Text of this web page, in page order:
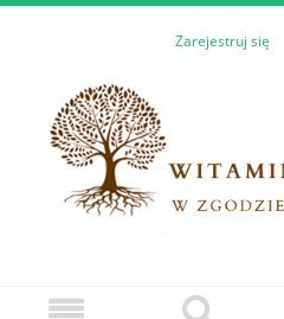
Zarejestruj się